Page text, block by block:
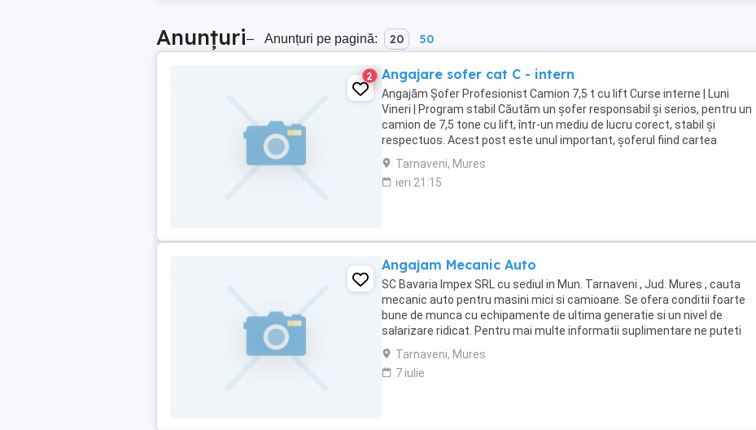
Anunțuri– Anunțuri pe pagină: 20 50
2 Angajare sofer cat C - intern
Angajăm Șofer Profesionist Camion 7,5 t cu lift Curse interne | Luni
Vineri | Program stabil Căutăm un șofer responsabil și serios, pentru un
camion de 7,5 tone cu lift, într-un mediu de lucru corect, stabil și
respectuos. Acest post este unul important, șoferul fiind cartea
noastră de vizită ...
Tarnaveni, Mures
ieri 21:15
Angajam Mecanic Auto
SC Bavaria Impex SRL cu sediul in Mun. Tarnaveni , Jud. Mures , cauta
mecanic auto pentru masini mici si camioane. Se ofera conditii foarte
bune de munca cu echipamente de ultima generatie si un nivel de
salarizare ridicat. Pentru mai multe informatii suplimentare ne puteti
contacta telefonic la numarul ...
Tarnaveni, Mures
7 iulie